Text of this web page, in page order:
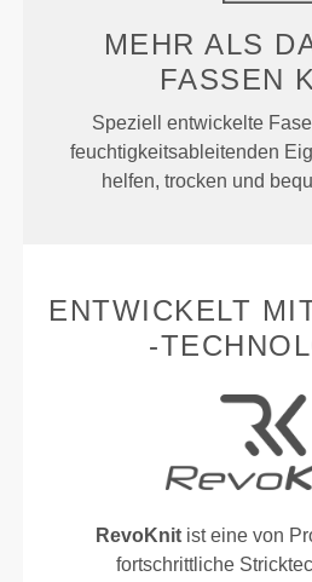
MEHR ALS
FASSEN
Speziell entwickelte
feuchtigkeitsableitenden
helfen, trocken und
ENTWICKELT
-
RevoKnit ist eine von
fortschrittliche